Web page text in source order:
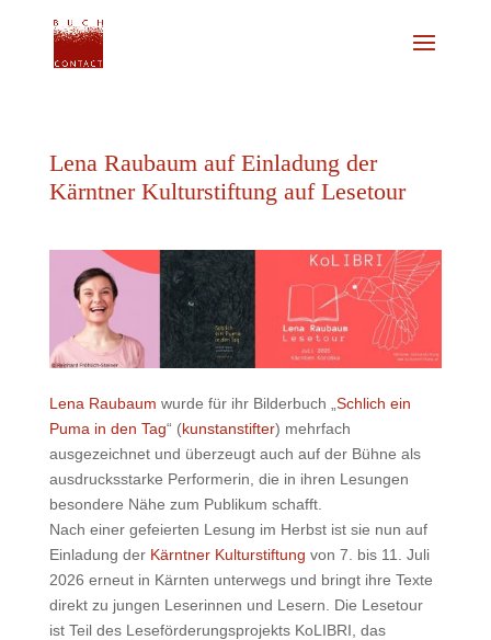
Lena Raubaum auf Einladung der
Kärntner Kulturstiftung auf Lesetour
Lena Raubaum wurde für ihr Bilderbuch „ Schlich ein
Puma in den Tag“ (kunstanstifter) mehrfach
ausgezeichnet und überzeugt auch auf der Bühne als
ausdrucksstarke Performerin, die in ihren Lesungen
besondere Nähe zum Publikum schafft.
Nach einer gefeierten Lesung im Herbst ist sie nun auf
Einladung der Kärntner Kulturstiftung von 7. bis 11. Juli
2026 erneut in Kärnten unterwegs und bringt ihre Texte
direkt zu jungen Leserinnen und Lesern. Die Lesetour
ist Teil des Leseförderungsprojekts KoLIBRI, das